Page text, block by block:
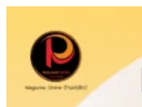
content